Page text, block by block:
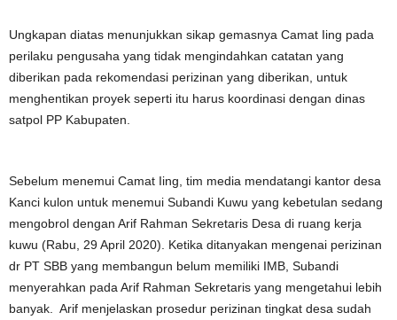
Ungkapan diatas menunjukkan sikap gemasnya Camat Iing pada
perilaku pengusaha yang tidak mengindahkan catatan yang
diberikan pada rekomendasi perizinan yang diberikan, untuk
menghentikan proyek seperti itu harus koordinasi dengan dinas
satpol PP Kabupaten.
Sebelum menemui Camat Iing, tim media mendatangi kantor desa
Kanci kulon untuk menemui Subandi Kuwu yang kebetulan sedang
mengobrol dengan Arif Rahman Sekretaris Desa di ruang kerja
kuwu (Rabu, 29 April 2020). Ketika ditanyakan mengenai perizinan
dr PT SBB yang membangun belum memiliki IMB, Subandi
menyerahkan pada Arif Rahman Sekretaris yang mengetahui lebih
banyak. Arif menjelaskan prosedur perizinan tingkat desa sudah